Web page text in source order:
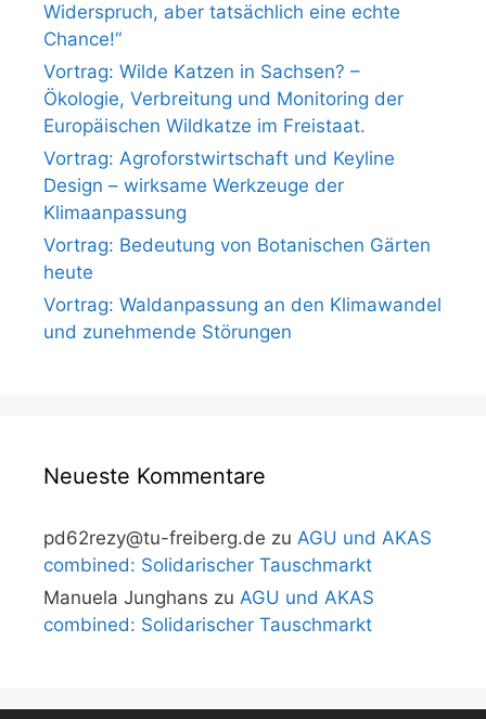
Widerspruch, aber tatsächlich eine echte
Chance!“
Vortrag: Wilde Katzen in Sachsen? –
Ökologie, Verbreitung und Monitoring der
Europäischen Wildkatze im Freistaat.
Vortrag: Agroforstwirtschaft und Keyline
Design – wirksame Werkzeuge der
Klimaanpassung
Vortrag: Bedeutung von Botanischen Gärten
heute
Vortrag: Waldanpassung an den Klimawandel
und zunehmende Störungen
Neueste Kommentare
pd62rezy@tu-freiberg.de zu AGU und AKAS
combined: Solidarischer Tauschmarkt
Manuela Junghans zu AGU und AKAS
combined: Solidarischer Tauschmarkt